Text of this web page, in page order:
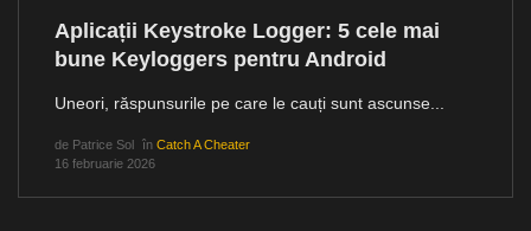
Aplicații Keystroke Logger: 5 cele mai
bune Keyloggers pentru Android
Uneori, răspunsurile pe care le cauți sunt ascunse...
de Patrice Sol în Catch A Cheater
16 februarie 2026